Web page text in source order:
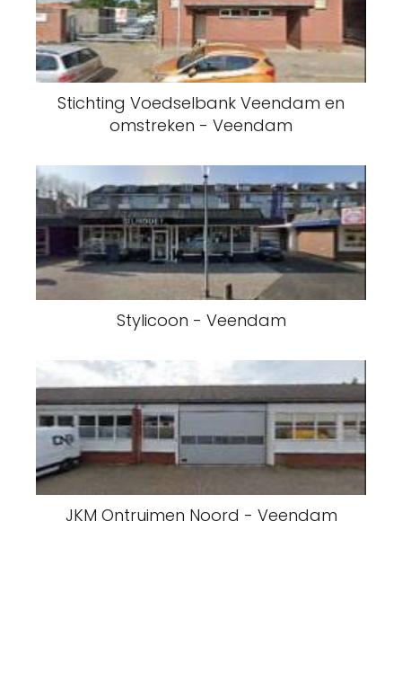
Stichting Voedselbank Veendam en
omstreken - Veendam
Stylicoon - Veendam
JKM Ontruimen Noord - Veendam